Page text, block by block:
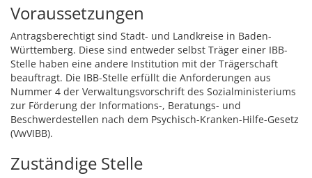
Voraussetzungen
Antragsberechtigt sind Stadt- und Landkreise in Baden-
Württemberg. Diese sind entweder selbst Träger einer IBB-
Stelle haben eine andere Institution mit der Trägerschaft
beauftragt. Die IBB-Stelle erfüllt die Anforderungen aus
Nummer 4 der Verwaltungsvorschrift des Sozialministeriums
zur Förderung der Informations-, Beratungs- und
Beschwerdestellen nach dem Psychisch-Kranken-Hilfe-Gesetz
(VwVIBB).
Zuständige Stelle